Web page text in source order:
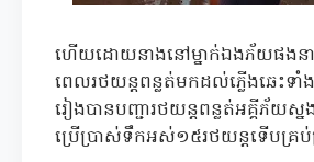
ហើយដោយនាងនៅម្នាក់ឯងភ័យផងនាងប
ពេលរថយន្តពន្លត់មកដល់ភ្លើងឆេះទ
រៀងបានបញ្ជារថយន្តពន្លត់អគ្គីភ័យស្
ប្រើប្រាស់ទឹកអស់១៥រថយន្តទើបគ្